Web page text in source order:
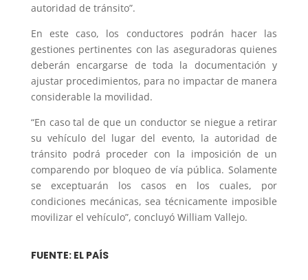
autoridad de tránsito”.
En este caso, los conductores podrán hacer las
gestiones pertinentes con las aseguradoras quienes
deberán encargarse de toda la documentación y
ajustar procedimientos, para no impactar de manera
considerable la movilidad.
“En caso tal de que un conductor se niegue a retirar
su vehículo del lugar del evento, la autoridad de
tránsito podrá proceder con la imposición de un
comparendo por bloqueo de vía pública. Solamente
se exceptuarán los casos en los cuales, por
condiciones mecánicas, sea técnicamente imposible
movilizar el vehículo”, concluyó William Vallejo.
FUENTE: EL PAÍS